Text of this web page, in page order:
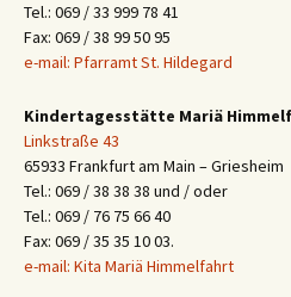
Tel.: 069 / 33 999 78 41
Fax: 069 / 38 99 50 95
e-mail: Pfarramt St. Hildegard
Kindertagesstätte Mariä
Linkstraße 43
65933 Frankfurt am Main – Griesheim
Tel.: 069 / 38 38 38 und / oder
Tel.: 069 / 76 75 66 40
Fax: 069 / 35 35 10 03.
e-mail: Kita Mariä Himmelfahrt